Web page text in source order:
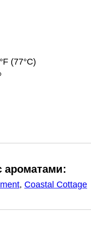
(77°C)
ароматами:
, Coastal Cottage